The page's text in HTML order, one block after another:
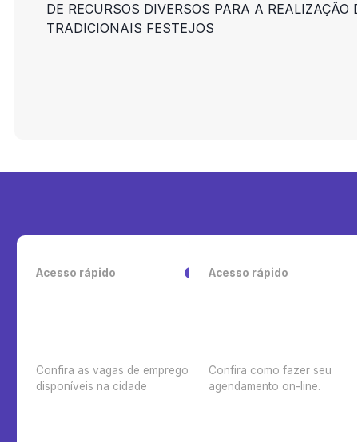
DE RECURSOS DIVERSOS PARA A REALIZAÇÃO
TRADICIONAIS FESTEJOS
Acesso rápido
Confira as vagas de emprego
disponíveis na cidade
Acesso rápido
Confira como fazer seu
agendamento on-line.